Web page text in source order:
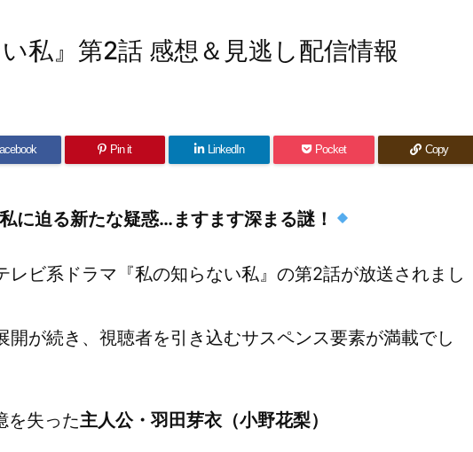
い私』第2話 感想＆見逃し配信情報
Pin it LinkedIn Pocket Copy
に迫る新たな疑惑…ますます深まる謎！
レビ系ドラマ『私の知らない私』の第2話が放送されまし
開が続き、視聴者を引き込むサスペンス要素が満載でし
を失った主人公・羽田芽衣（小野花梨）